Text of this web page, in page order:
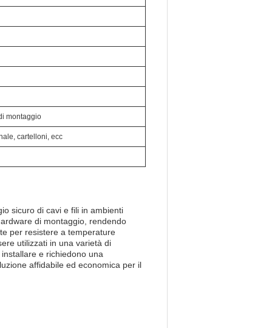
montaggio
cartelloni, ecc
sicuro di cavi e fili in ambienti
di montaggio, rendendo
per resistere a temperature
utilizzati in una varietà di
e richiedono una
affidabile ed economica per il